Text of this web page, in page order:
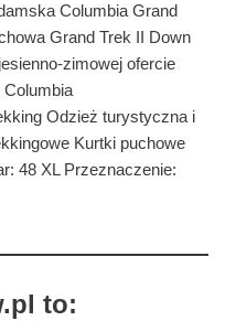
Columbia Grand
Grand Trek II Down
zimowej ofercie
Odzież turystyczna i
Kurtki puchowe
48 XL Przeznaczenie:
to: